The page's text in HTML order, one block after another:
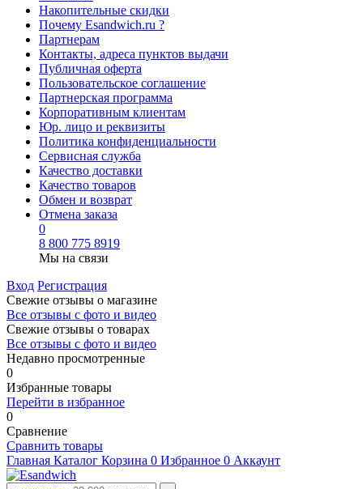
Накопительные скидки
Почему Esandwich.ru ?
Партнерам
Контакты, адреса пунктов выдачи
Публичная оферта
Пользовательское соглашение
Партнерская программа
Корпоративным клиентам
Юр. лицо и реквизиты
Политика конфиденциальности
Сервисная служба
Качество доставки
Качество товаров
Обмен и возврат
Отмена заказа
0
8 800 775 8919
Мы на связи
Вход Регистрация
Свежие отзывы о магазине
Все отзывы с фото и видео
Свежие отзывы о товарах
Все отзывы c фото и видео
Недавно просмотренные
0
Избранные товары
Перейти в избранное
0
Сравнение
Сравнить товары
Главная Каталог Корзина 0 Избранное 0 Аккаунт